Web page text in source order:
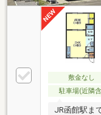
敷金なし
駐車場(近隣
JR函館駅ま